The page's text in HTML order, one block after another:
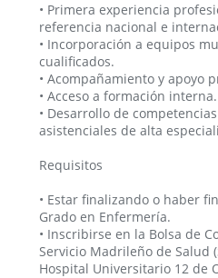
• Primera experiencia
referencia nacional e
• Incorporación a equipos
cualificados.
• Acompañamiento y apoyo
• Acceso a formación interna.
• Desarrollo de
asistenciales de alta
Requisitos
• Estar finalizando o haber
Grado en Enfermería.
• Inscribirse en la Bolsa de
Servicio Madrileño de Salud
Hospital Universitario 12 de